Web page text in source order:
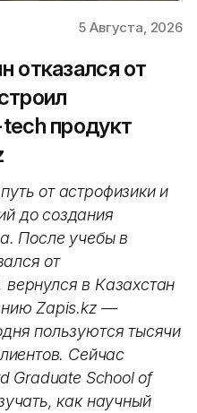
5 Августа, 2026
отказался от
продукт
от астрофизики и
до создания
После учебы в
от
в Казахстан
Zapis.kz —
пользуются тысячи
Сейчас
Graduate School of
как научный